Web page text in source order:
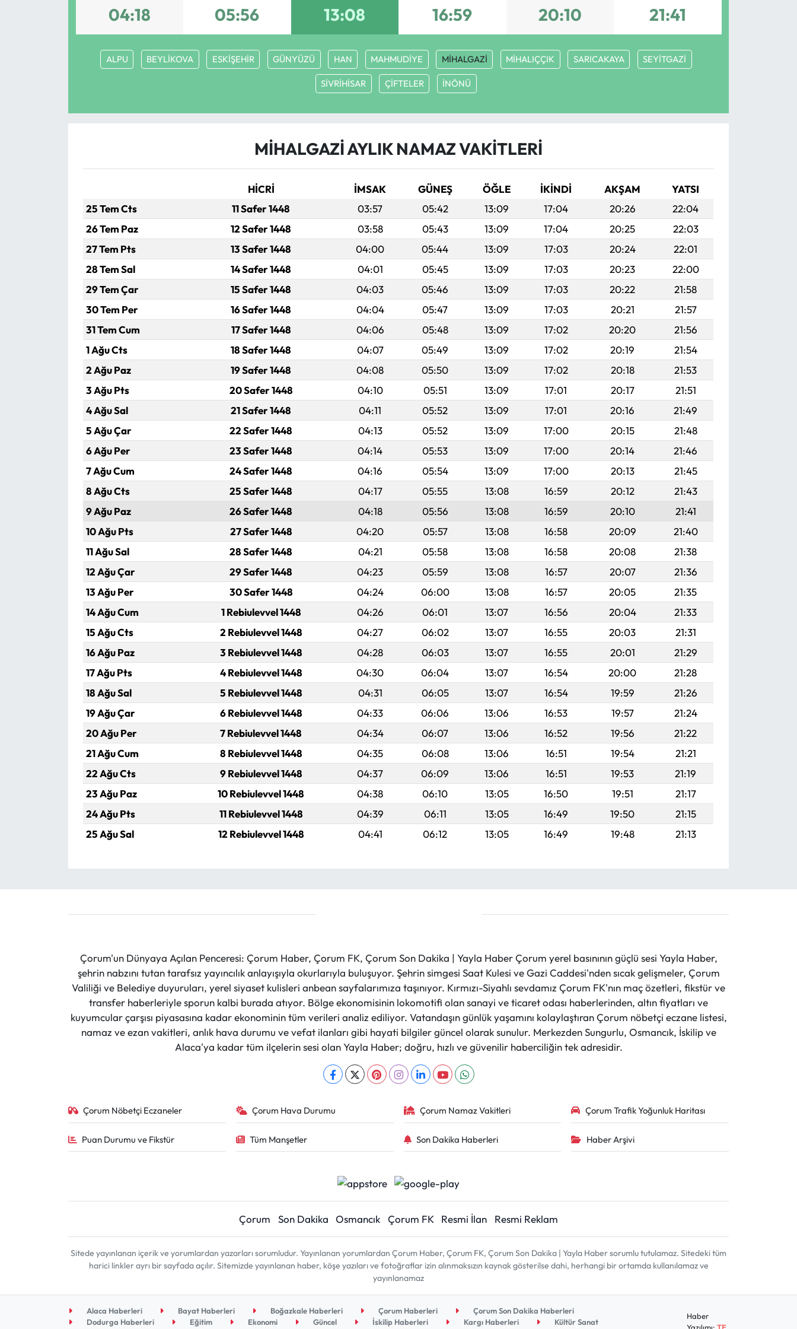
04:18 05:56 13:08 16:59 20:10 21:41
ALPU BEYLİKOVA ESKİŞEHİR GÜNYÜZÜ HAN MAHMUDİYE MİHALGAZİ MİHALIÇÇIK SARICAKAYA SEYİTGAZİ
SİVRİHİSAR ÇİFTELER İNÖNÜ
MİHALGAZİ AYLIK NAMAZ VAKITLERI
HİCRİ İMSAK GÜNEŞ ÖĞLE İKINDI AKŞAM
YATSI
25 Tem Cts
11 Safer 1448 03:57 05:42 13:09 17:04 20:26
22:04
26 Tem Paz
12 Safer 1448 03:58 05:43 13:09 17:04 20:25
22:03
27 Tem Pts
13 Safer 1448 04:00 05:44 13:09 17:03 20:24
22:01
28 Tem Sal
14 Safer 1448 04:01 05:45 13:09 17:03 20:23
22:00
29 Tem Çar
15 Safer 1448 04:03 05:46 13:09 17:03 20:22
21:58
30 Tem Per
16 Safer 1448 04:04 05:47 13:09 17:03 20:21
21:57
31 Tem Cum
17 Safer 1448 04:06 05:48 13:09 17:02 20:20
21:56
1 Ağu Cts
18 Safer 1448 04:07 05:49 13:09 17:02 20:19
21:54
2 Ağu Paz
19 Safer 1448 04:08 05:50 13:09 17:02 20:18
21:53
3 Ağu Pts
20 Safer 1448 04:10 05:51 13:09 17:01 20:17
21:51
4 Ağu Sal
21 Safer 1448 04:11 05:52 13:09 17:01 20:16
21:49
5 Ağu Çar
22 Safer 1448 04:13 05:52 13:09 17:00 20:15
21:48
6 Ağu Per
23 Safer 1448 04:14 05:53 13:09 17:00 20:14
21:46
7 Ağu Cum
24 Safer 1448 04:16 05:54 13:09 17:00 20:13
21:45
8 Ağu Cts
25 Safer 1448 04:17 05:55 13:08 16:59 20:12
21:43
9 Ağu Paz
26 Safer 1448 04:18 05:56 13:08 16:59 20:10
21:41
10 Ağu Pts
27 Safer 1448 04:20 05:57 13:08 16:58 20:09
21:40
11 Ağu Sal
28 Safer 1448 04:21 05:58 13:08 16:58 20:08
21:38
12 Ağu Çar
29 Safer 1448 04:23 05:59 13:08 16:57 20:07
21:36
13 Ağu Per
30 Safer 1448 04:24 06:00 13:08 16:57 20:05
21:35
14 Ağu Cum
1 Rebiulevvel 1448 04:26 06:01 13:07 16:56 20:04
21:33
15 Ağu Cts
2 Rebiulevvel 1448 04:27 06:02 13:07 16:55 20:03
21:31
16 Ağu Paz
3 Rebiulevvel 1448 04:28 06:03 13:07 16:55 20:01
21:29
17 Ağu Pts
4 Rebiulevvel 1448 04:30 06:04 13:07 16:54 20:00
21:28
18 Ağu Sal
5 Rebiulevvel 1448 04:31 06:05 13:07 16:54 19:59
21:26
19 Ağu Çar
6 Rebiulevvel 1448 04:33 06:06 13:06 16:53 19:57
21:24
20 Ağu Per
7 Rebiulevvel 1448 04:34 06:07 13:06 16:52 19:56
21:22
21 Ağu Cum
8 Rebiulevvel 1448 04:35 06:08 13:06 16:51 19:54
21:21
22 Ağu Cts
9 Rebiulevvel 1448 04:37 06:09 13:06 16:51 19:53
21:19
23 Ağu Paz
10 Rebiulevvel 1448 04:38 06:10 13:05 16:50 19:51
21:17
24 Ağu Pts
11 Rebiulevvel 1448 04:39 06:11 13:05 16:49 19:50
21:15
25 Ağu Sal
12 Rebiulevvel 1448 04:41 06:12 13:05 16:49 19:48 21:13
Çorum'un Dünyaya Açılan Penceresi: Çorum Haber, Çorum FK, Çorum Son Dakika | Yayla Haber Çorum yerel basınının güçlü sesi Yayla Haber,
şehrin nabzını tutan tarafsız yayıncılık anlayışıyla okurlarıyla buluşuyor. Şehrin simgesi Saat Kulesi ve Gazi Caddesi'nden sıcak gelişmeler, Çorum
Valiliği ve Belediye duyuruları, yerel siyaset kulisleri anbean sayfalarımıza taşınıyor. Kırmızı-Siyahlı sevdamız Çorum FK'nın maç özetleri, fikstür ve
transfer haberleriyle sporun kalbi burada atıyor. Bölge ekonomisinin lokomotifi olan sanayi ve ticaret odası haberlerinden, altın fiyatları ve
kuyumcular çarşısı piyasasına kadar ekonominin tüm verileri analiz ediliyor. Vatandaşın günlük yaşamını kolaylaştıran Çorum nöbetçi eczane listesi,
namaz ve ezan vakitleri, anlık hava durumu ve vefat ilanları gibi hayati bilgiler güncel olarak sunulur. Merkezden Sungurlu, Osmancık, İskilip ve
Alaca'ya kadar tüm ilçelerin sesi olan Yayla Haber; doğru, hızlı ve güvenilir haberciliğin tek adresidir.
Çorum Nöbetçi Eczaneler Çorum Hava Durumu Çorum Namaz Vakitleri Çorum Trafik Yoğunluk Haritası
Puan Durumu ve Fikstür Tüm Manşetler Son Dakika Haberleri Haber Arşivi
Çorum Son Dakika Osmancık Çorum FK Resmi İlan Resmi Reklam
Sitede yayınlanan içerik ve yorumlardan yazarları sorumludur. Yayınlanan yorumlardan Çorum Haber, Çorum FK, Çorum Son Dakika | Yayla Haber sorumlu tutulamaz. Sitedeki tüm
harici linkler ayrı bir sayfada açılır. Sitemizde yayınlanan haber, köşe yazıları ve fotoğraflar izin alınmaksızın kaynak gösterilse dahi, herhangi bir ortamda kullanılamaz ve
yayınlanamaz
Alaca Haberleri Bayat Haberleri Boğazkale Haberleri Çorum Haberleri
Çorum Son Dakika Haberleri
Dodurga Haberleri
Eğitim Ekonomi Güncel İskilip Haberleri Kargı Haberleri
Kültür Sanat
Haber
Yazılımı:TE
İskilip Haberleri
Kültür Sanat
Laçin Haberleri
Mecitözü Haberleri
Oğuzlar Haberleri
Ortaköy Haberleri
Osmancık Haberleri
Resmi Reklam
Sungurlu Haberleri
Uğurludağ Haberleri
Yayla Haber
Yemek Tarifleri
Yerel Haberler